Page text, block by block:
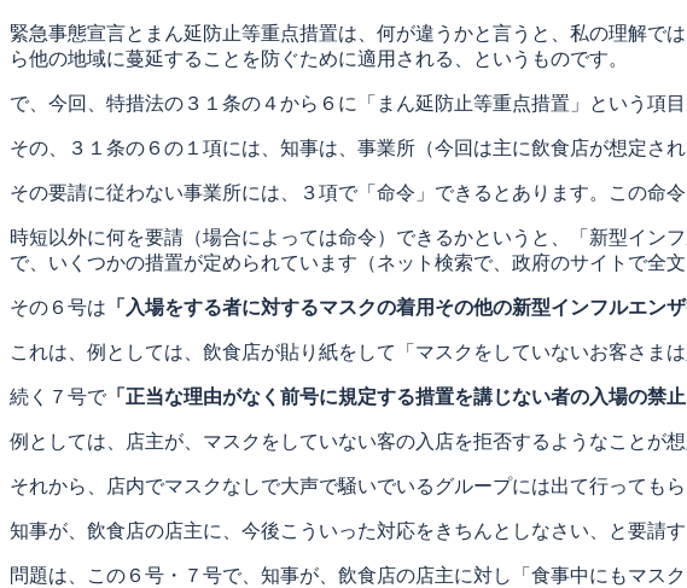
緊急事態宣言とまん延防止等重点措置は、何が違うかと言うと、私の理解で
ら他の地域に蔓延することを防ぐために適用される、というものです。
で、今回、特措法の３１条の４から６に「まん延防止等重点措置」という項目
その、３１条の６の１項には、知事は、事業所（今回は主に飲食店が想定さ
その要請に従わない事業所には、３項で「命令」できるとあります。この命
時短以外に何を要請（場合によっては命令）できるかというと、「新型イン
で、いくつかの措置が定められています（ネット検索で、政府のサイトで全文
その６号は 「入場をする者に対するマスクの着用その他の新型インフルエン
これは、例としては、飲食店が貼り紙をして「マスクをしていないお客さま
続く７号で 「正当な理由がなく前号に規定する措置を講じない者の入場の禁止
例としては、店主が、マスクをしていない客の入店を拒否するようなことが想
それから、店内でマスクなしで大声で騒いでいるグループには出て行っても
知事が、飲食店の店主に、今後こういった対応をきちんとしなさい、と要請
問題は、この６号・７号で、知事が、飲食店の店主に対し「食事中にもマス